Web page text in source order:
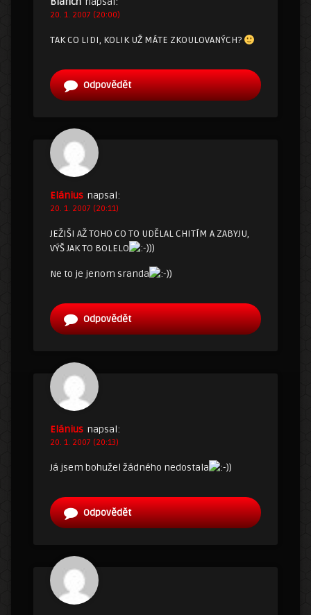
20. 1. 2007 (20:00)
TAK CO LIDI, KOLIK UŽ MÁTE ZKOULOVANÝCH?
Odpovědět
Elánius napsal:
20. 1. 2007 (20:11)
JEŽIŠI AŽ TOHO CO TO UDĚLAL CHITÍM A ZABYJU,
VÝŠ JAK TO BOLELO
))
Ne to je jenom sranda )
Odpovědět
Elánius napsal:
20. 1. 2007 (20:13)
Já jsem bohužel žádného nedostala )
Odpovědět